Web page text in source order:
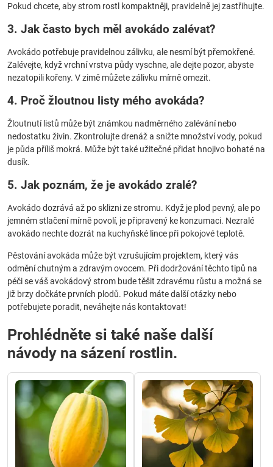
Pokud chcete, aby strom rostl kompaktněji, pravidelně jej zastřihujte.
3. Jak často bych měl avokádo zalévat?
Avokádo potřebuje pravidelnou zálivku, ale nesmí být přemokřené.
Zalévejte, když vrchní vrstva půdy vyschne, ale dejte pozor, abyste
nezatopili kořeny. V zimě můžete zálivku mírně omezit.
4. Proč žloutnou listy mého avokáda?
Žloutnutí listů může být známkou nadměrného zalévání nebo
nedostatku živin. Zkontrolujte drenáž a snižte množství vody, pokud
je půda příliš mokrá. Může být také užitečné přidat hnojivo bohaté na
dusík.
5. Jak poznám, že je avokádo zralé?
Avokádo dozrává až po sklizni ze stromu. Když je plod pevný, ale po
jemném stlačení mírně povolí, je připravený ke konzumaci. Nezralé
avokádo nechte dozrát na kuchyňské lince při pokojové teplotě.
Pěstování avokáda může být vzrušujícím projektem, který vás
odmění chutným a zdravým ovocem. Při dodržování těchto tipů na
péči se váš avokádový strom bude těšit zdravému růstu a možná se
již brzy dočkáte prvních plodů. Pokud máte další otázky nebo
potřebujete poradit, neváhejte nás kontaktovat!
Prohlédněte si také naše další
návody na sázení rostlin.